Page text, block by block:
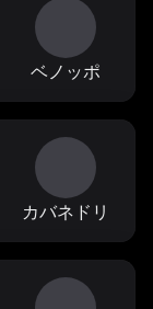
ベノッポ
カバネドリ